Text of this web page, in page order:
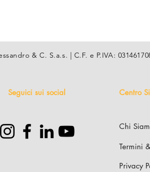
& C. S.a.s. | C.F. e P.IVA:
Seguici sui social Centro
Chi
Termini
Privacy